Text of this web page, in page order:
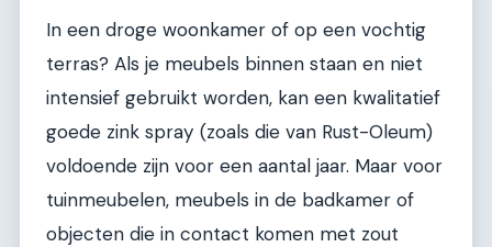
In een droge woonkamer of op een vochtig
terras? Als je meubels binnen staan en niet
intensief gebruikt worden, kan een kwalitatief
goede zink spray (zoals die van Rust-Oleum)
voldoende zijn voor een aantal jaar. Maar voor
tuinmeubelen, meubels in de badkamer of
objecten die in contact komen met zout